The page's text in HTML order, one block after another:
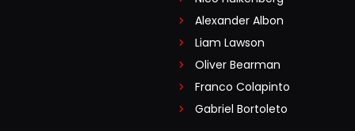
Alexander Albon
Liam Lawson
Oliver Bearman
Franco Colapinto
Gabriel Bortoleto